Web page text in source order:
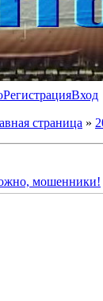
РегистрацияВход
страница »
мошенники!